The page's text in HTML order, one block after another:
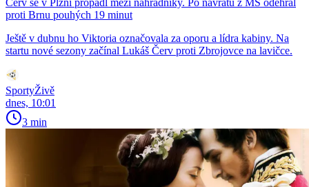
Červ se v Plzni propadl mezi náhradníky. Po návratu z MS odehrál
proti Brnu pouhých 19 minut
Ještě v dubnu ho Viktoria označovala za oporu a lídra kabiny. Na
startu nové sezony začínal Lukáš Červ proti Zbrojovce na lavičce.
SportyŽivě
dnes, 10:01
3 min